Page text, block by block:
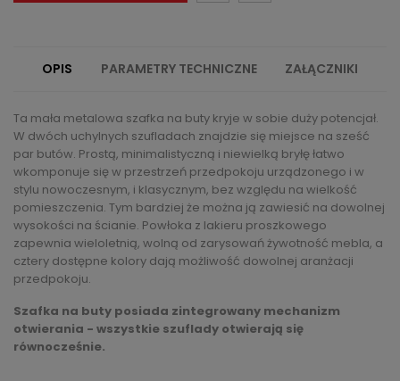
OPIS PARAMETRY TECHNICZNE ZAŁĄCZNIKI
Ta mała metalowa szafka na buty kryje w sobie duży potencjał.
W dwóch uchylnych szufladach znajdzie się miejsce na sześć
par butów. Prostą, minimalistyczną i niewielką bryłę łatwo
wkomponuje się w przestrzeń przedpokoju urządzonego i w
stylu nowoczesnym, i klasycznym, bez względu na wielkość
pomieszczenia. Tym bardziej że można ją zawiesić na dowolnej
wysokości na ścianie. Powłoka z lakieru proszkowego
zapewnia wieloletnią, wolną od zarysowań żywotność mebla, a
cztery dostępne kolory dają możliwość dowolnej aranżacji
przedpokoju.
Szafka na buty posiada zintegrowany mechanizm
otwierania - wszystkie szuflady otwierają się
równocześnie.